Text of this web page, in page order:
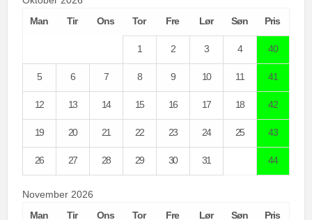
Man
Tir Ons Tor Fre Lør Søn Pris
1 2 3 4 40
5 6 7 8 9 10 11 41
12 13 14 15 16 17 18 42
19 20 21 22 23 24 25 43
26 27 28 29 30 31 44
November 2026
Man
Tir Ons Tor Fre Lør Søn Pris